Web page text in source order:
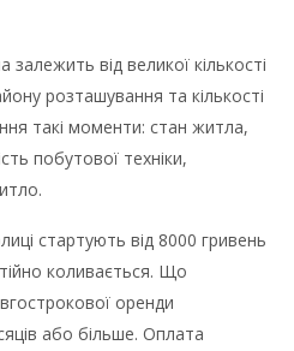
від великої кількості
розташування та кількості
такі моменти: стан житла,
побутової техніки,
стартують від 8000 гривень
коливається. Що
оренди
або більше. Оплата